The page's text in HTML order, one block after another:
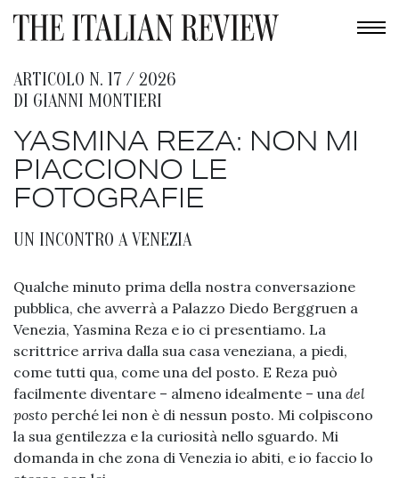
ARTICOLO N. 17 / 2026
DI GIANNI MONTIERI
YASMINA REZA: NON MI
PIACCIONO LE
FOTOGRAFIE
UN INCONTRO A VENEZIA
Qualche minuto prima della nostra conversazione
pubblica, che avverrà a Palazzo Diedo Berggruen a
Venezia, Yasmina Reza e io ci presentiamo. La
scrittrice arriva dalla sua casa veneziana, a piedi,
come tutti qua, come una del posto. E Reza può
facilmente diventare – almeno idealmente – una del
posto perché lei non è di nessun posto. Mi colpiscono
la sua gentilezza e la curiosità nello sguardo. Mi
domanda in che zona di Venezia io abiti, e io faccio lo